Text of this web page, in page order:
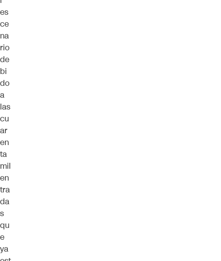
es
ce
na
rio
de
bi
do
a
las
cu
ar
en
ta
mil
en
tra
da
s
qu
e
ya